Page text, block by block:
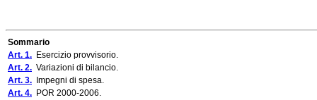
Sommario
Art. 1. Esercizio provvisorio.
Art. 2. Variazioni di bilancio.
Art. 3. Impegni di spesa.
Art. 4. POR 2000-2006.